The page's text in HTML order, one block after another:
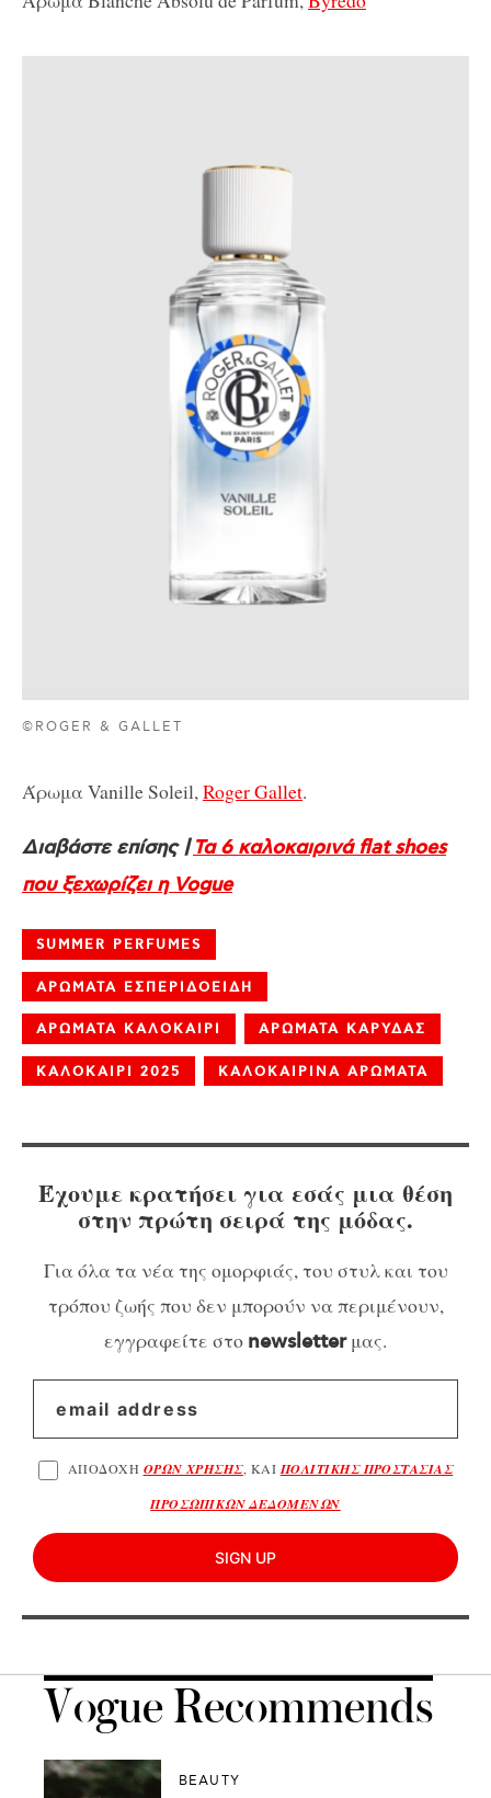
©ROGER & GALLET
Άρωμα Vanille Soleil,Roger Gallet.
Διαβάστε επίσης |Τα 6 καλοκαιρινά flat shoes
που ξεχωρίζει η Vogue
SUMMER PERFUMES
ΑΡΩΜΑΤΑ ΕΣΠΕΡΙΔΟΕΙΔΗ
ΑΡΩΜΑΤΑ ΚΑΛΟΚΑΙΡΙ ΑΡΩΜΑΤΑ ΚΑΡΥΔΑΣ
ΚΑΛΟΚΑΙΡΙ 2025 ΚΑΛΟΚΑΙΡΙΝΑ ΑΡΩΜΑΤΑ
Έχουμε κρατήσει για εσάς μια θέση
στην πρώτη σειρά της μόδας.
Για όλα τα νέα της ομορφιάς, του στυλ και του
τρόπου ζωής που δεν μπορούν να περιμένουν,
εγγραφείτε στο newsletterμας.
ΑΠΟΔΟΧΗ ΟΡΩΝ ΧΡΗΣΗΣ, ΚΑΙΠΟΛΙΤΙΚΗΣ ΠΡΟΣΤΑΣΙΑΣ
ΠΡΟΣΩΠΙΚΩΝ ΔΕΔΟΜΕΝΩΝ
SIGN UP
Vogue Recommends
BEAUTY